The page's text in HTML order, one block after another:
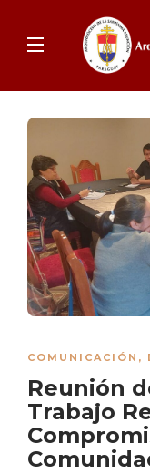
COMUNICACIÓN ,
Reunión
Trabajo